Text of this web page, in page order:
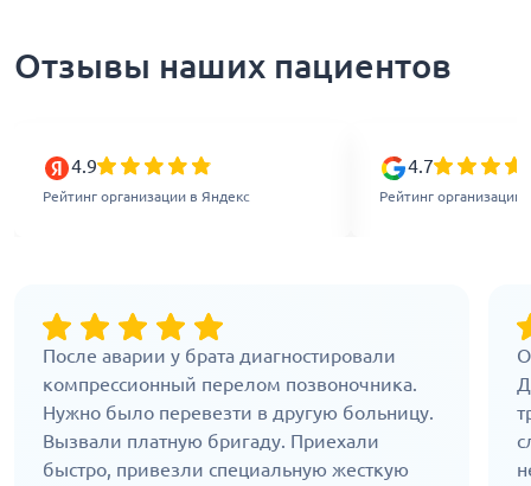
Отзывы наших пациентов
4.9
Рейтинг организации в Яндекс
4.7
Рейтинг организации
После аварии у брата диагностировали
компрессионный перелом позвоночника.
Нужно было перевезти в другую больницу.
Вызвали платную бригаду. Приехали
быстро, привезли специальную жесткую